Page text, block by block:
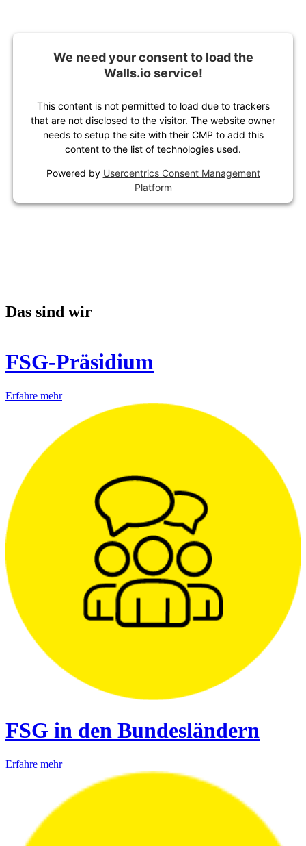
We need your consent to load the
Walls.io service!
This content is not permitted to load due to trackers
that are not disclosed to the visitor. The website owner
needs to setup the site with their CMP to add this
content to the list of technologies used.
Powered by Usercentrics Consent Management
Platform
Das sind wir
FSG-Präsidium
Erfahre mehr
FSG in den Bundesländern
Erfahre mehr